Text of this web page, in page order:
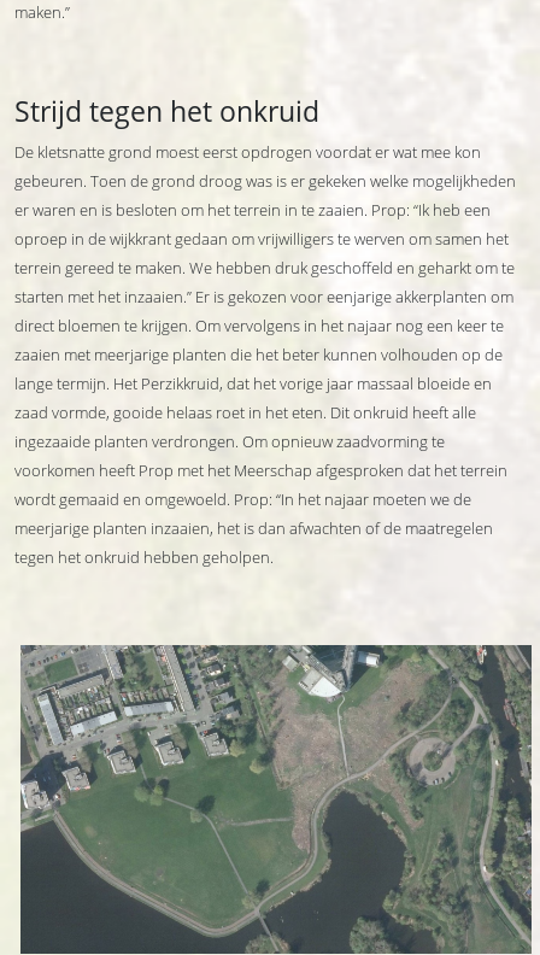
maken.”
Strijd tegen het onkruid
De kletsnatte grond moest eerst opdrogen voordat er wat mee kon
gebeuren. Toen de grond droog was is er gekeken welke mogelijkheden
er waren en is besloten om het terrein in te zaaien. Prop: “Ik heb een
oproep in de wijkkrant gedaan om vrijwilligers te werven om samen het
terrein gereed te maken. We hebben druk geschoffeld en geharkt om te
starten met het inzaaien.” Er is gekozen voor eenjarige akkerplanten om
direct bloemen te krijgen. Om vervolgens in het najaar nog een keer te
zaaien met meerjarige planten die het beter kunnen volhouden op de
lange termijn. Het Perzikkruid, dat het vorige jaar massaal bloeide en
zaad vormde, gooide helaas roet in het eten. Dit onkruid heeft alle
ingezaaide planten verdrongen. Om opnieuw zaadvorming te
voorkomen heeft Prop met het Meerschap afgesproken dat het terrein
wordt gemaaid en omgewoeld. Prop: “In het najaar moeten we de
meerjarige planten inzaaien, het is dan afwachten of de maatregelen
tegen het onkruid hebben geholpen.